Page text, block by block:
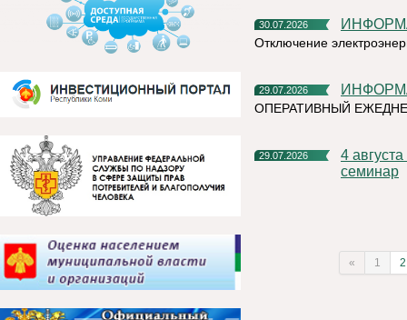
30.07.2026
Отключение
29.07.2026
ОПЕРАТИВНЫЙ
29.07.2026
4 августа в 15.00 Центр «Мой бизнес» Коми проведет
семинар
« 1 2